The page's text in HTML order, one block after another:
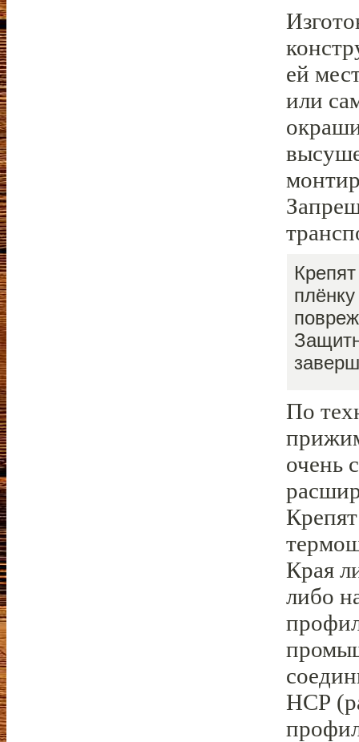
ей
или
По
очень
Края
либо
НСР